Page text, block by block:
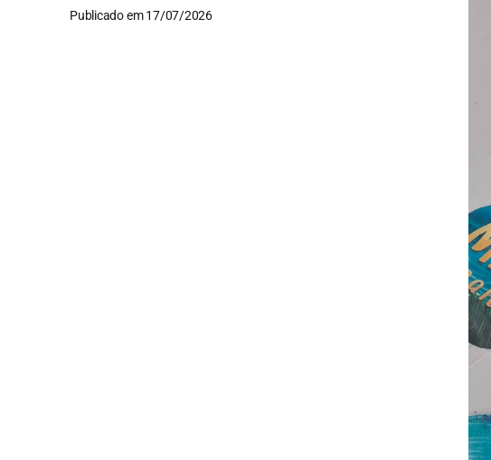
Publicado em 17/07/2026